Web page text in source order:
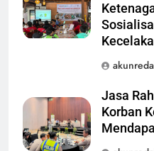
Jasa
Korban